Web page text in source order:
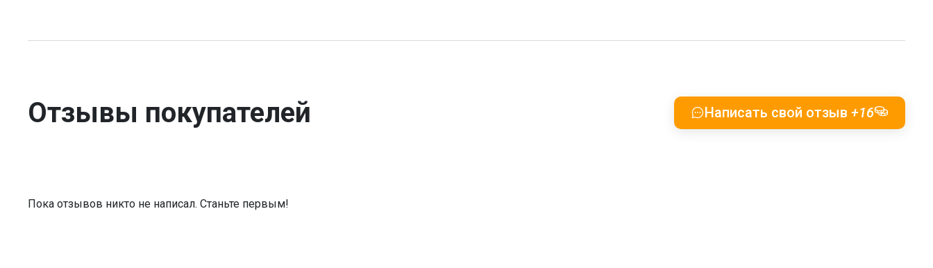
Отзывы покупателей Написать свой отзыв +16
Пока отзывов никто не написал. Станьте первым!